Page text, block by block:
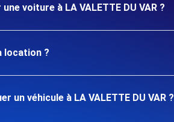
voiture à LA VALETTE DU VAR ?
location ?
véhicule à LA VALETTE DU VAR ?